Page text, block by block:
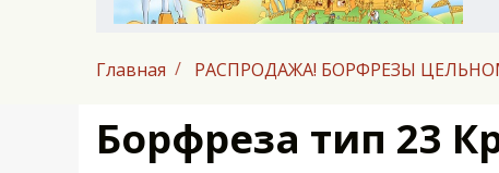
Главная РАСПРОДАЖА! БОРФРЕЗЫ
Борфреза тип 23